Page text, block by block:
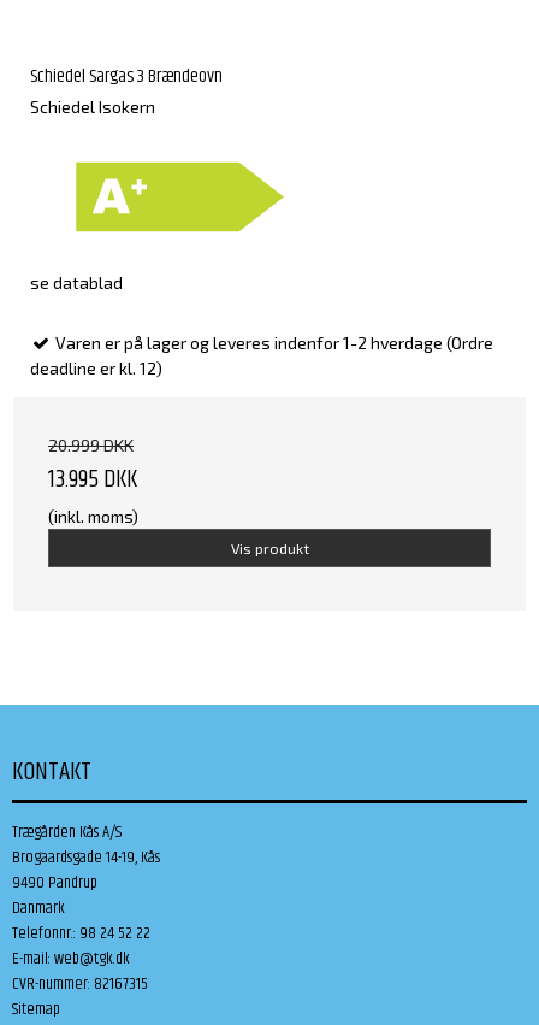
Schiedel Sargas 3 Brændeovn
Schiedel Isokern
se datablad
Varen er på lager og leveres indenfor 1-2 hverdage (Ordre
deadline er kl. 12)
20.999 DKK
13.995 DKK
(inkl. moms)
Vis produkt
KONTAKT
Trægården Kås A/S
Brogaardsgade 14-19, Kås
9490 Pandrup
Danmark
Telefonnr.: 98 24 52 22
E-mail:web@tgk.dk
CVR-nummer: 82167315
Sitemap